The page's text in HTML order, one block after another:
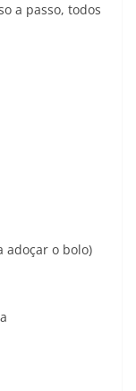
a passo, todos
adoçar o bolo)